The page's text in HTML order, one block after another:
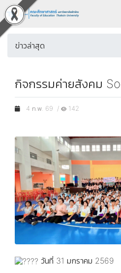
ข่าวล่าสุด
กิจกรรมค่ายสังคม
4 ก.พ. 69 / 142
วันที่ 31 มกราคม 2569